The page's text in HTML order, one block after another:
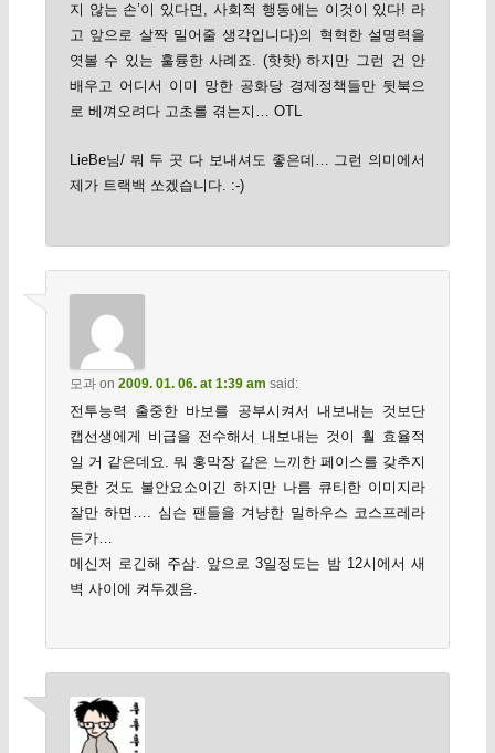
지 않는 손’이 있다면, 사회적 행동에는 이것이 있다! 라
고 앞으로 살짝 밀어줄 생각입니다)의 혁혁한 설명력을
엿볼 수 있는 훌륭한 사례죠. (핫핫) 하지만 그런 건 안
배우고 어디서 이미 망한 공화당 경제정책들만 뒷북으
로 베껴오려다 고초를 겪는지… OTL
LieBe님/ 뭐 두 곳 다 보내셔도 좋은데… 그런 의미에서
제가 트랙백 쏘겠습니다. :-)
모과on 2009. 01. 06. at 1:39 am said:
전투능력 출중한 바보를 공부시켜서 내보내는 것보단
캡선생에게 비급을 전수해서 내보내는 것이 훨 효율적
일 거 같은데요. 뭐 홍막장 같은 느끼한 페이스를 갖추지
못한 것도 불안요소이긴 하지만 나름 큐티한 이미지라
잘만 하면…. 심슨 팬들을 겨냥한 밀하우스 코스프레라
든가…
메신저 로긴해 주삼. 앞으로 3일정도는 밤 12시에서 새
벽 사이에 켜두겠음.